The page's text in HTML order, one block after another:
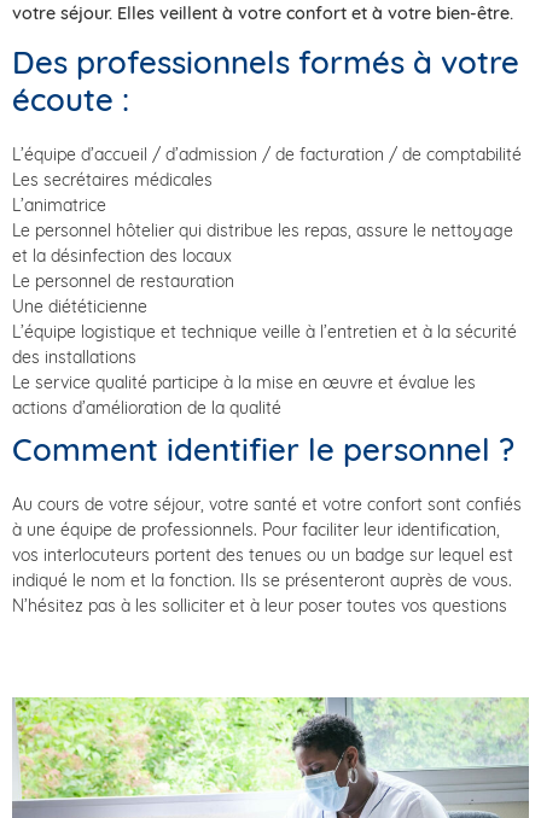
votre séjour. Elles veillent à votre confort et à votre bien-être.
Des professionnels formés à votre
écoute :
L’équipe d’accueil / d’admission / de facturation / de comptabilité
Les secrétaires médicales
L’animatrice
Le personnel hôtelier qui distribue les repas, assure le nettoyage
et la désinfection des locaux
Le personnel de restauration
Une diététicienne
L’équipe logistique et technique veille à l’entretien et à la sécurité
des installations
Le service qualité participe à la mise en œuvre et évalue les
actions d’amélioration de la qualité
Comment identifier le personnel ?
Au cours de votre séjour, votre santé et votre confort sont confiés
à une équipe de professionnels. Pour faciliter leur identification,
vos interlocuteurs portent des tenues ou un badge sur lequel est
indiqué le nom et la fonction. Ils se présenteront auprès de vous.
N’hésitez pas à les solliciter et à leur poser toutes vos questions